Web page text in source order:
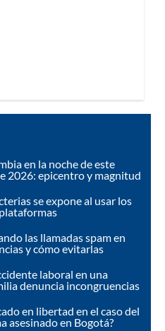
en la noche de este
2026: epicentro y magnitud
se expone al usar los
las llamadas spam en
y cómo evitarlas
laboral en una
denuncia incongruencias
en libertad en el caso del
asesinado en Bogotá?